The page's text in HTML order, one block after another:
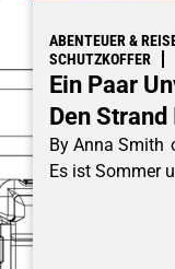
ABENTEUER &
SCHUTZKOFFER
Ein Paar
Den
By Anna Smith
Es ist Sommer